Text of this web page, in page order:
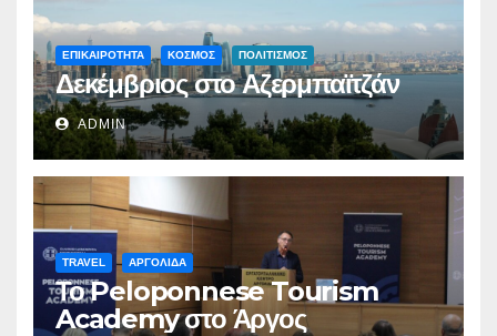
ΕΠΙΚΑΙΡΟΤΗΤΑ ΚΟΣΜΟΣ ΠΟΛΙΤΙΣΜΟΣ
Δεκέμβριος στο Αζερμπαϊτζάν
ADMIN
TRAVEL ΑΡΓΟΛΙΔΑ
Το Peloponnese Tourism
Academy στο Άργος